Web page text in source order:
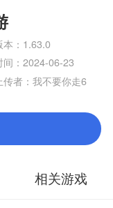
本：1.63.0
间：2024-06-23
传者：我不要你走6
相关游戏